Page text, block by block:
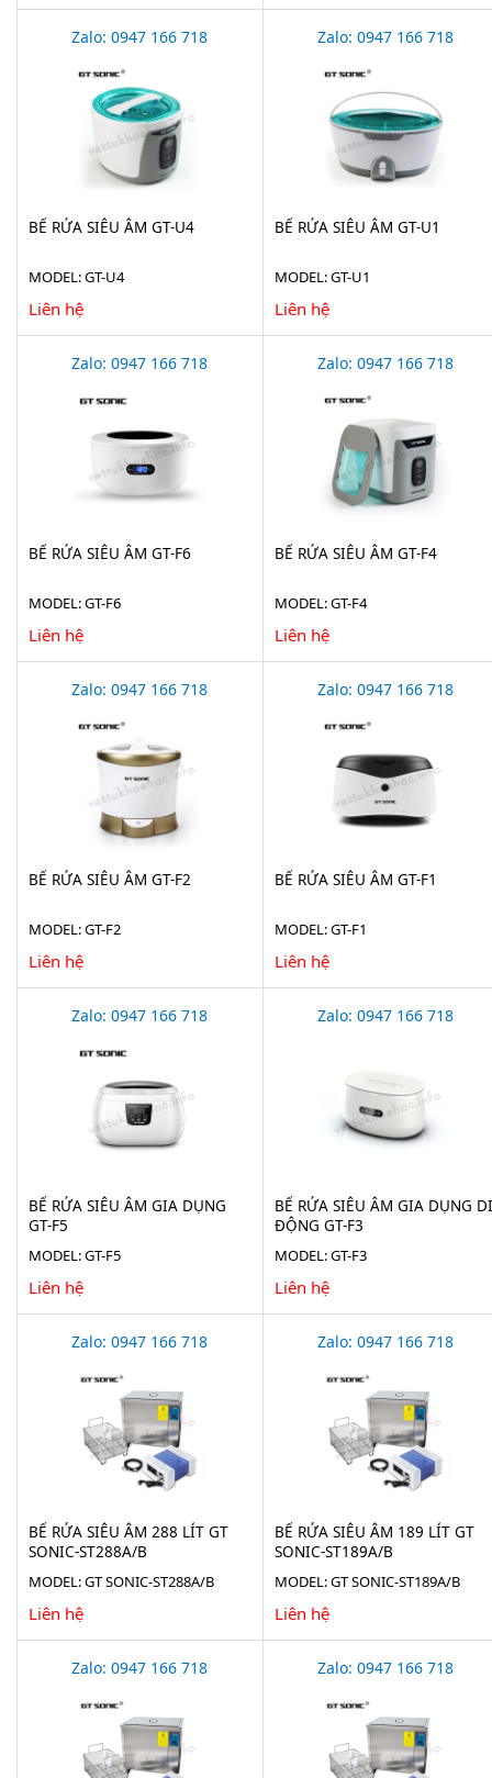
Zalo: 0947 166 718
BỂ RỬA SIÊU ÂM GT-U4
MODEL: GT-U4
Liên hệ
Zalo: 0947 166 718
BỂ RỬA SIÊU ÂM GT-U1
MODEL: GT-U1
Liên hệ
Zalo: 0947 166 718
BỂ RỬA SIÊU ÂM GT-F6
MODEL: GT-F6
Liên hệ
Zalo: 0947 166 718
BỂ RỬA SIÊU ÂM GT-F4
MODEL: GT-F4
Liên hệ
Zalo: 0947 166 718
BỂ RỬA SIÊU ÂM GT-F2
MODEL: GT-F2
Liên hệ
Zalo: 0947 166 718
BỂ RỬA SIÊU ÂM GT-F1
MODEL: GT-F1
Liên hệ
Zalo: 0947 166 718
BỂ RỬA SIÊU ÂM GIA DỤNG
GT-F5
MODEL: GT-F5
Liên hệ
Zalo: 0947 166 718
BỂ RỬA SIÊU ÂM GIA DỤNG DI
ĐỘNG GT-F3
MODEL: GT-F3
Liên hệ
Zalo: 0947 166 718
BỂ RỬA SIÊU ÂM 288 LÍT GT
SONIC-ST288A/B
MODEL: GT SONIC-ST288A/B
Liên hệ
Zalo: 0947 166 718
BỂ RỬA SIÊU ÂM 189 LÍT GT
SONIC-ST189A/B
MODEL: GT SONIC-ST189A/B
Liên hệ
Zalo: 0947 166 718 Zalo: 0947 166 718